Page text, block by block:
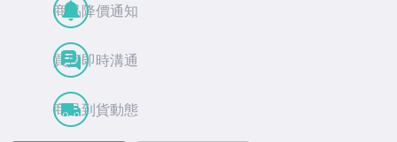
商品降價通知
買賣即時溝通
商品到貨動態